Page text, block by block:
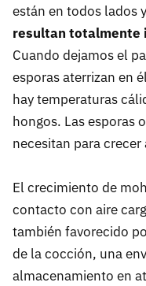
están en todos lados
resultan totalmente
Cuando dejamos el
esporas aterrizan en
hay temperaturas
hongos. Las esporas
necesitan para
El crecimiento de
contacto con aire
también favorecido
de la cocción, una
almacenamiento en